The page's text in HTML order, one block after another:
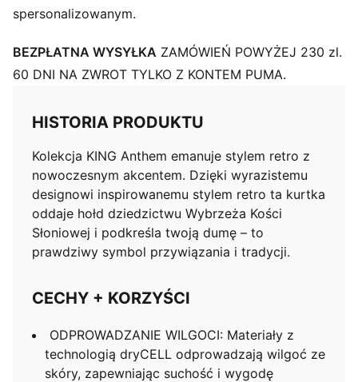
spersonalizowanym.
BEZPŁATNA WYSYŁKA ZAMÓWIEŃ POWYŻEJ 230 zl.
60 DNI NA ZWROT TYLKO Z KONTEM PUMA.
HISTORIA PRODUKTU
Kolekcja KING Anthem emanuje stylem retro z
nowoczesnym akcentem. Dzięki wyrazistemu
designowi inspirowanemu stylem retro ta kurtka
oddaje hołd dziedzictwu Wybrzeża Kości
Słoniowej i podkreśla twoją dumę – to
prawdziwy symbol przywiązania i tradycji.
CECHY + KORZYŚCI
ODPROWADZANIE WILGOCI: Materiały z
technologią dryCELL odprowadzają wilgoć ze
skóry, zapewniając suchość i wygodę